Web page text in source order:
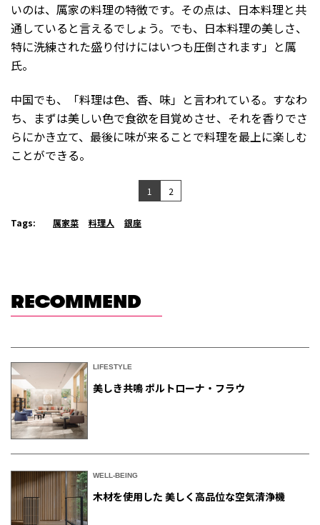
いのは、厲家の料理の特徴です。その点は、日本料理と共
通していると言えるでしょう。でも、日本料理の美しさ、
特に洗練された盛り付けにはいつも圧倒されます」と厲
氏。
中国でも、「料理は色、香、味」と言われている。すなわ
ち、まずは美しい色で食欲を目覚めさせ、それを香りでさ
らにかき立て、最後に味が来ることで料理を最上に楽しむ
ことができる。
1 2
Tags: 厲家菜 料理人 銀座
RECOMMEND
LIFESTYLE
美しき共鳴 ポルトローナ・フラウ
WELL-BEING
木材を使用した 美しく高品位な空気清浄機